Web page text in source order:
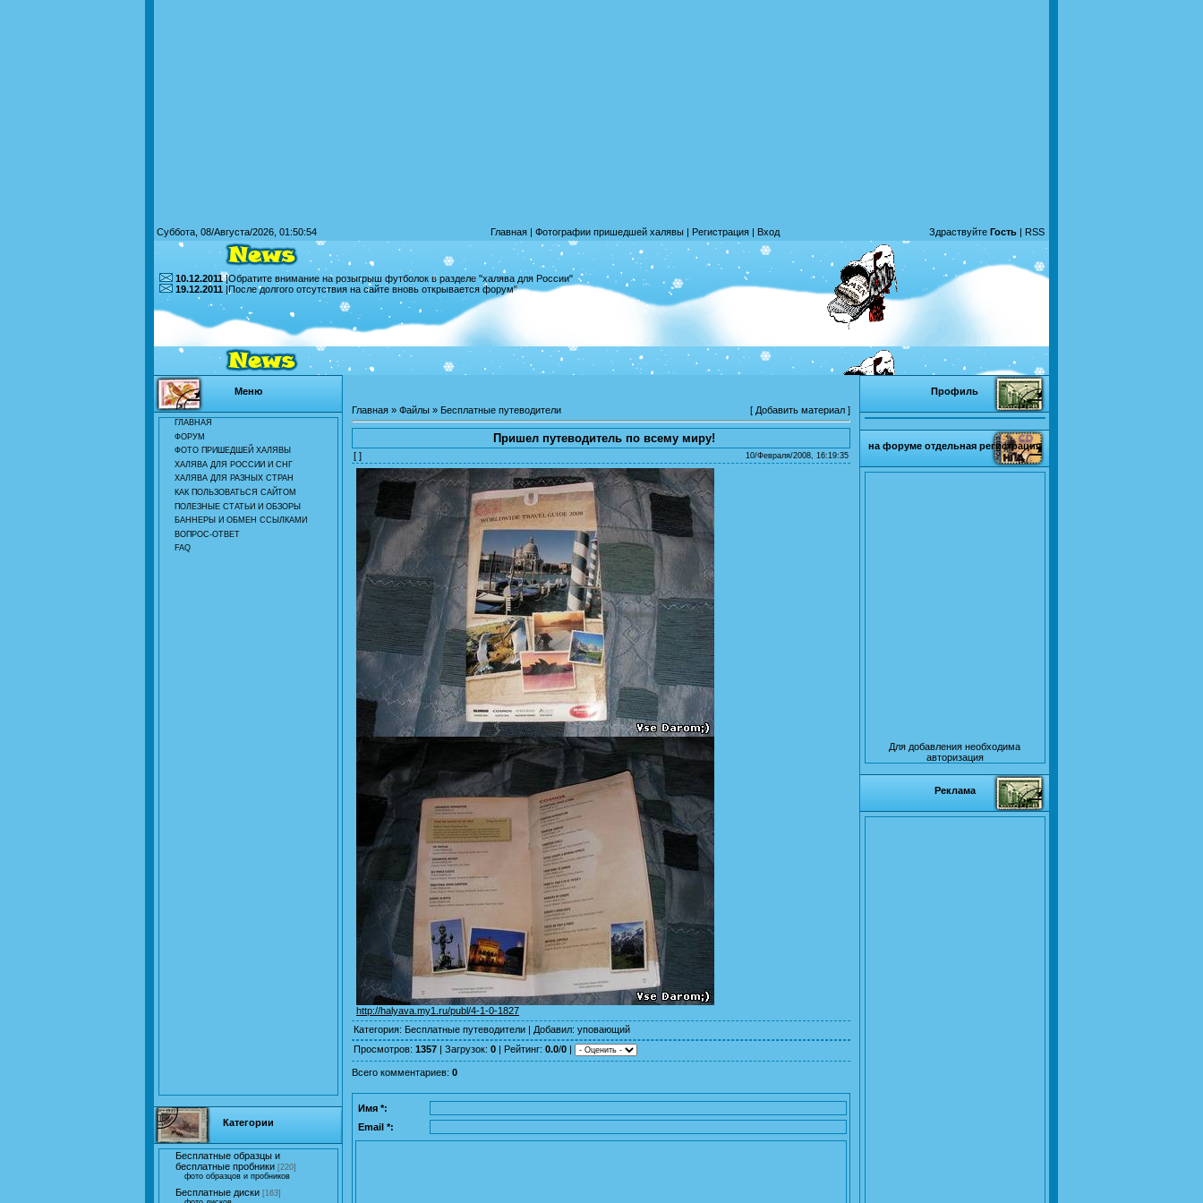
Суббота, 08/Августа/2026, 01:50:54 Главная | Фотографии пришедшей халявы | Регистрация | Вход Здраствуйте Гость | RSS
10.12.2011|Обратите внимание на розыгрыш футболок в разделе "халява для России"
19.12.2011 |После долгого отсутствия на сайте вновь открывается форум"
Меню
ГЛАВНАЯ
ФОРУМ
ФОТО ПРИШЕДШЕЙ ХАЛЯВЫ
ХАЛЯВА ДЛЯ РОССИИ И СНГ
ХАЛЯВА ДЛЯ РАЗНЫХ СТРАН
КАК ПОЛЬЗОВАТЬСЯ САЙТОМ
ПОЛЕЗНЫЕ СТАТЬИ И ОБЗОРЫ
БАННЕРЫ И ОБМЕН ССЫЛКАМИ
ВОПРОС-ОТВЕТ
FAQ
Категории
Бесплатные образцы и
бесплатные пробники [220]
фото образцов и пробников
Бесплатные диски [163]
Главная » Файлы » Бесплатные путеводители [ Добавить материал ]
Пришел путеводитель по всему миру!
[ ] 10/Февраля/2008, 16:19:35
http://halyava.my1.ru/publ/4-1-0-1827
Категория: Бесплатные путеводители | Добавил: уповающий
Просмотров: 1357 | Загрузок: 0 | Рейтинг: 0.0/0 |
Всего комментариев: 0
Имя *:
Email *:
Профиль
на форуме отдельная регистрация
Для добавления необходима
авторизация
Реклама